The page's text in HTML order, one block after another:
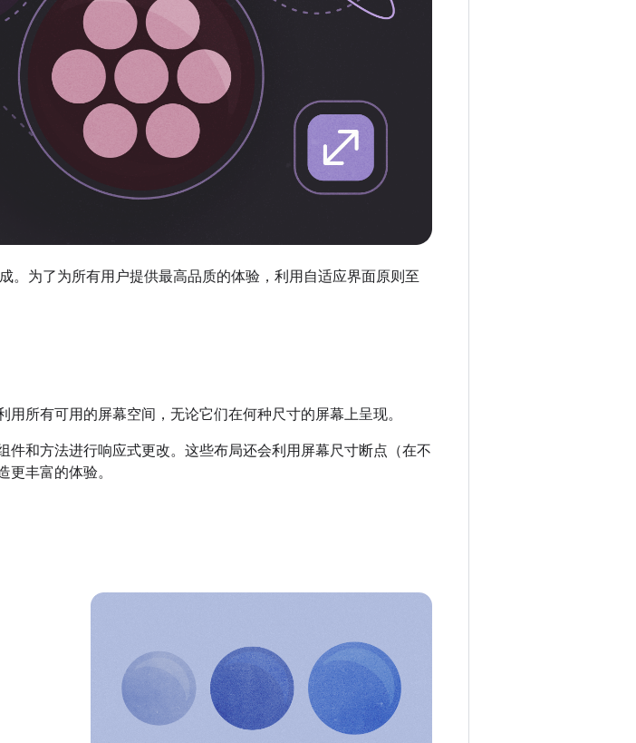
。为了为所有用户提供最高品质的体验，利用自适应界面原则至
所有可用的屏幕空间，无论它们在何种尺寸的屏幕上呈现。
件和方法进行响应式更改。这些布局还会利用屏幕尺寸断点（在不
丰富的体验。